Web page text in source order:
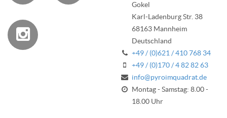

Gokel
Karl-Ladenburg Str. 38
68163 Mannheim
Deutschland
+49 / (0)621 / 410 768 34
+49 / (0)170 / 4 82 82 63
info@pyroimquadrat.de
Montag - Samstag: 8.00 -
18.00 Uhr